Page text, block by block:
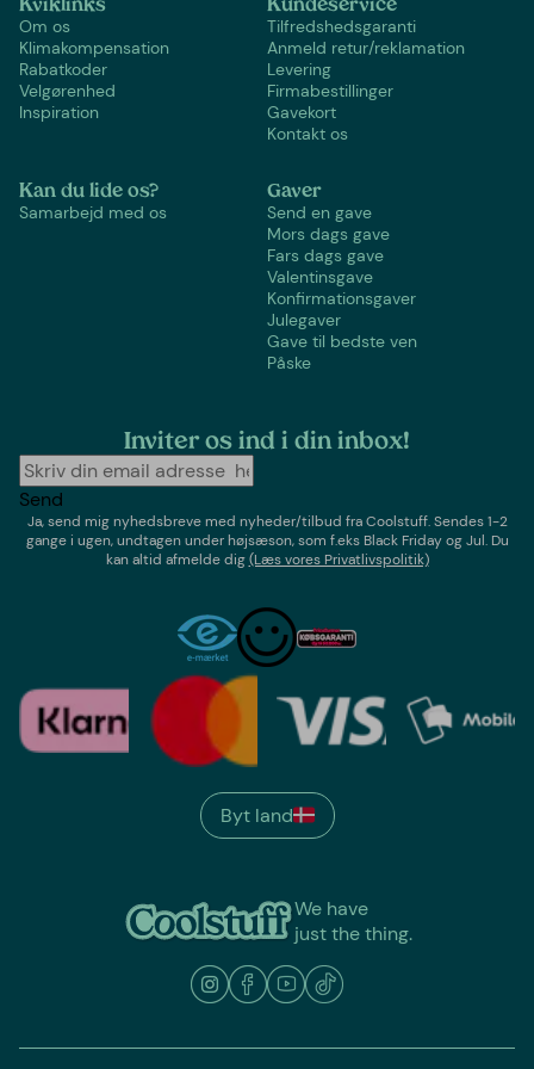
Kviklinks
Om os
Klimakompensation
Rabatkoder
Velgørenhed
Inspiration
Kundeservice
Tilfredshedsgaranti
Anmeld retur/reklamation
Levering
Firmabestillinger
Gavekort
Kontakt os
Kan du lide os?
Samarbejd med os
Gaver
Send en gave
Mors dags gave
Fars dags gave
Valentinsgave
Konfirmationsgaver
Julegaver
Gave til bedste ven
Påske
Inviter os ind i din inbox!
Send
Ja, send mig nyhedsbreve med nyheder/tilbud fraCoolstuff. Sendes 1-2
gange i ugen,undtagen under højsæson, som f.eks Black Friday og Jul. Du
kan altid afmelde dig(Læs vores Privatlivspolitik)
We have
just the thing.
Byt land